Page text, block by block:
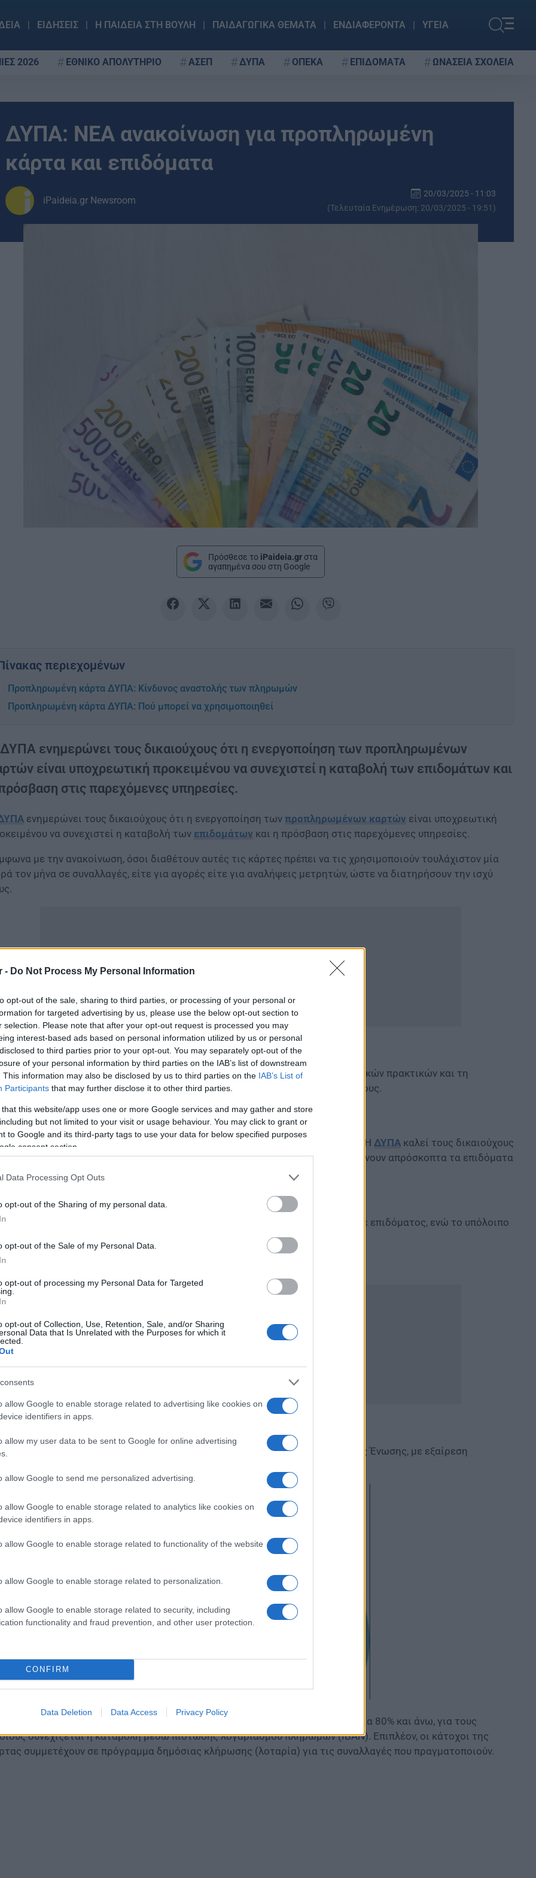
- Do Not Process My Personal Information
opt-out of the sale, sharing to third parties, or processing of your personal or
for targeted advertising by us, please use the below opt-out section to
selection. Please note that after your opt-out request is processed you may
interest-based ads based on personal information utilized by us or personal
to third parties prior to your opt-out. You may separately opt-out of the
of your personal information by third parties on the IAB’s list of downstream
This information may also be disclosed by us to third parties on the IAB’s List of
Participants that may further disclose it to other third parties.
that this website/app uses one or more Google services and may gather and store
but not limited to your visit or usage behaviour. You may click to grant or
to Google and its third-party tags to use your data for below specified purposes
consent section.
Data Processing Opt Outs
opt-out of the Sharing of my personal data.
opt-out of the Sale of my Personal Data.
opt-out of processing my Personal Data for Targeted
opt-out of Collection, Use, Retention, Sale, and/or Sharing
Data that Is Unrelated with the Purposes for which it
allow Google to enable storage related to advertising like cookies on
identifiers in apps.
allow my user data to be sent to Google for online advertising
allow Google to send me personalized advertising.
allow Google to enable storage related to analytics like cookies on
identifiers in apps.
allow Google to enable storage related to functionality of the website
allow Google to enable storage related to personalization.
allow Google to enable storage related to security, including
functionality and fraud prevention, and other user protection.
CONFIRM
Data Deletion Data Access Privacy Policy
ΕΙΔΗΣΕΙΣ Η ΠΑΙΔΕΙΑ ΣΤΗ ΒΟΥΛΗ ΠΑΙΔΑΓΩΓΙΚΑ ΘΕΜΑΤΑ ΕΝΔΙΑΦΕΡΟΝΤΑ ΥΓΕΙΑ
2026 ΕΘΝΙΚΟ ΑΠΟΛΥΤΗΡΙΟ ΑΣΕΠ ΔΥΠΑ ΟΠΕΚΑ ΕΠΙΔΟΜΑΤΑ ΩΝΑΣΕΙΑ ΣΧΟΛΕΙΑ
ΔΥΠΑ: ΝΕΑ ανακοίνωση για προπληρωμένη
κάρτα και επιδόματα
iPaideia.gr Newsroom
20/03/2025 - 11:03
(Τελευταία Ενημέρωση: 20/03/2025 - 19:51)
Πρόσθεσε το iPaideia.gr στα
αγαπημένα σου στη Google
περιεχομένων
Προπληρωμένη κάρτα ΔΥΠΑ: Κίνδυνος αναστολής των πληρωμών
Προπληρωμένη κάρτα ΔΥΠΑ: Πού μπορεί να χρησιμοποιηθεί
ενημερώνει τους δικαιούχους ότι η ενεργοποίηση των προπληρωμένων
είναι υποχρεωτική προκειμένου να συνεχιστεί η καταβολή των επιδομάτων και
στις παρεχόμενες υπηρεσίες.
ενημερώνει τους δικαιούχους ότι η ενεργοποίηση των προπληρωμένων καρτών είναι υποχρεωτική
να συνεχιστεί η καταβολή των επιδομάτων και η πρόσβαση στις παρεχόμενες υπηρεσίες.
με την ανακοίνωση, όσοι διαθέτουν αυτές τις κάρτες πρέπει να τις χρησιμοποιούν τουλάχιστον μία
τον μήνα σε συναλλαγές, είτε για αγορές είτε για αναλήψεις μετρητών, ώστε να διατηρήσουν την ισχύ
ενεργοποίησης έχει σχεδιαστεί με στόχο την αποφυγή καταχρηστικών πρακτικών και τη
ότι τα χρήματα χρησιμοποιούνται από τους πραγματικούς δικαιούχους.
κάρτα ΔΥΠΑ: Κίνδυνος αναστολής των πληρωμών
περίπτωση μη συμμόρφωσης, υπάρχει ο κίνδυνος αναστολής των πληρωμών. Η ΔΥΠΑ καλεί τους δικαιούχους
τις απαιτούμενες διαδικασίες προκειμένου να συνεχίσουν να λαμβάνουν απρόσκοπτα τα επιδόματα
τις παροχές που τους αντιστοιχούν.
μπορούν να κάνουν ανάληψη μετρητών έως το 50% του ποσού κάθε επιδόματος, ενώ το υπόλοιπο
πρέπει να δαπανάται μέσω της κάρτας για αγορές αγαθών και υπηρεσιών.
κάρτα ΔΥΠΑ: Πού μπορεί να χρησιμοποιηθεί
μπορεί να χρησιμοποιηθεί εντός Ελλάδας και σε χώρες της Ευρωπαϊκής Ένωσης, με εξαίρεση
από τη χρήση της προπληρωμένης κάρτας άτομα με οπτική αναπηρία 80% και άνω, για τους
συνεχίζεται η καταβολή μέσω πίστωσης λογαριασμού πληρωμών (IBAN). Επιπλέον, οι κάτοχοι της
συμμετέχουν σε πρόγραμμα δημόσιας κλήρωσης (λοταρία) για τις συναλλαγές που πραγματοποιούν.